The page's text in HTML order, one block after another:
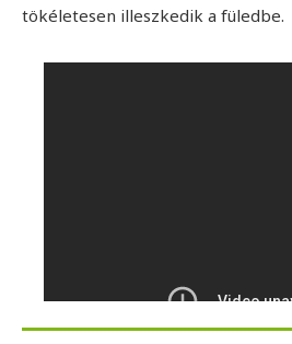
tökéletesen illeszkedik a füledbe.